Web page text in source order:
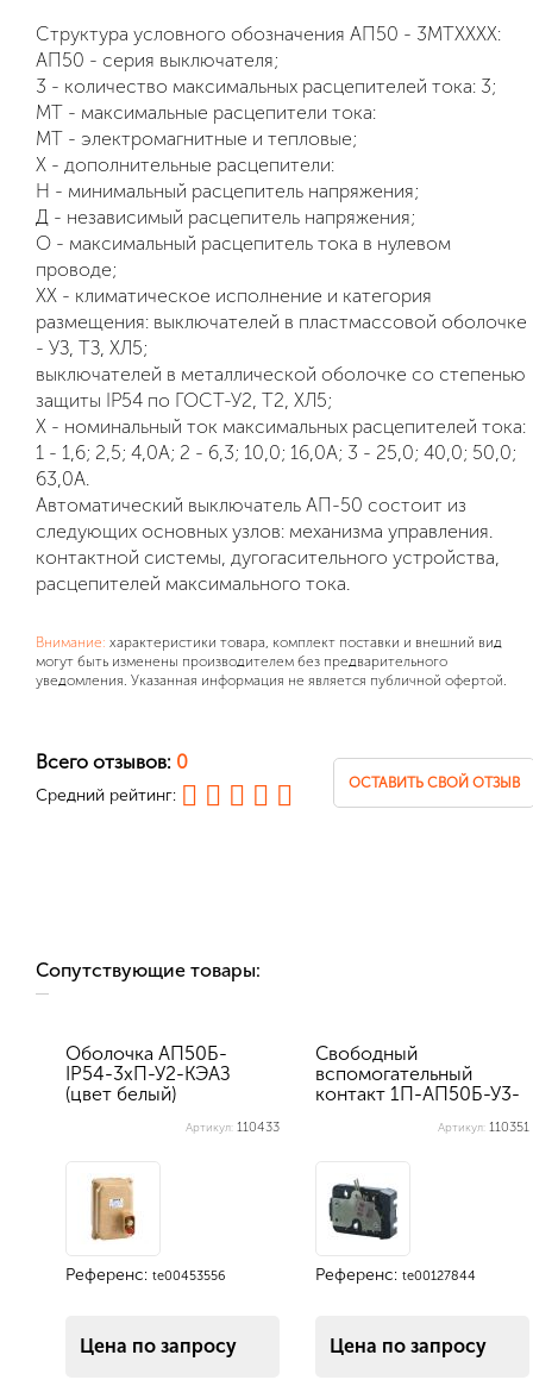
Структура условного обозначения АП50 - 3МТХХХХ:
АП50 - серия выключателя;
3 - количество максимальных расцепителей тока: 3;
МТ - максимальные расцепители тока:
МТ - электромагнитные и тепловые;
X - дополнительные расцепители:
Н - минимальный расцепитель напряжения;
Д - независимый расцепитель напряжения;
О - максимальный расцепитель тока в нулевом
проводе;
ХХ - климатическое исполнение и категория
размещения: выключателей в пластмассовой оболочке
- УЗ, ТЗ, ХЛ5;
выключателей в металлической оболочке со степенью
защиты IP54 по ГОСТ-У2, Т2, ХЛ5;
Х - номинальный ток максимальных расцепителей тока:
1 - 1,6; 2,5; 4,0А; 2 - 6,3; 10,0; 16,0А; 3 - 25,0; 40,0; 50,0;
63,0А.
Автоматический выключатель АП-50 состоит из
следующих основных узлов: механизма управления.
контактной системы, дугогасительного устройства,
расцепителей максимального тока.
Внимание: характеристики товара, комплект поставки и внешний вид
могут быть изменены производителем без предварительного
уведомления. Указанная информация не является публичной офертой.
Всего отзывов: 0
Средний рейтинг:
ОСТАВИТЬ СВОЙ ОТЗЫВ
Сопутствующие товары:
Оболочка АП50Б-
IP54-3хП-У2-КЭАЗ
(цвет белый)
Артикул: 110433
Референс: te00453556
Цена по запросу
Свободный
вспомогательный
контакт 1П-АП50Б-У3-
Артикул: 110351
Референс: te00127844
Цена по запросу